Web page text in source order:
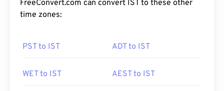
FreeConvert.com can convert IST to these other
time zones:
PST to IST ADT to IST
WET to IST AEST to IST